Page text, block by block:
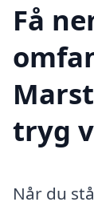
Få
tryg
Når du